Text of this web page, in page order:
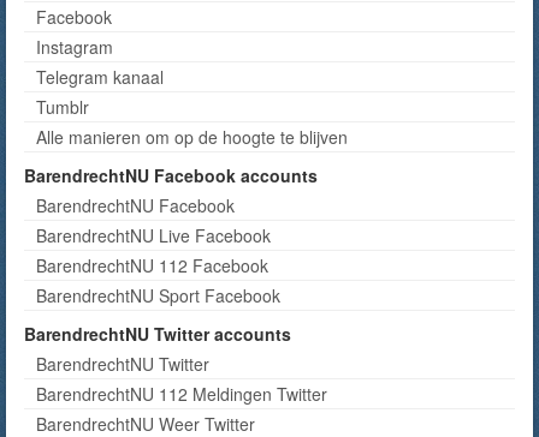
Facebook
Instagram
Telegram kanaal
Tumblr
Alle manieren om op de hoogte te blijven
BarendrechtNU Facebook accounts
BarendrechtNU Facebook
BarendrechtNU Live Facebook
BarendrechtNU 112 Facebook
BarendrechtNU Sport Facebook
BarendrechtNU Twitter accounts
BarendrechtNU Twitter
BarendrechtNU 112 Meldingen Twitter
BarendrechtNU Weer Twitter